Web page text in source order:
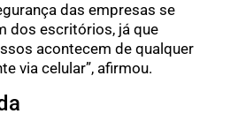
das empresas se
dos escritórios, já que
acontecem de qualquer
via celular”, afirmou.